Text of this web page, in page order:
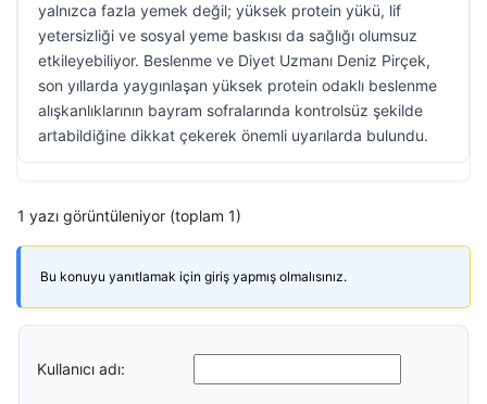
yalnızca fazla yemek değil; yüksek protein yükü, lif
yetersizliği ve sosyal yeme baskısı da sağlığı olumsuz
etkileyebiliyor. Beslenme ve Diyet Uzmanı Deniz Pirçek,
son yıllarda yaygınlaşan yüksek protein odaklı beslenme
alışkanlıklarının bayram sofralarında kontrolsüz şekilde
artabildiğine dikkat çekerek önemli uyarılarda bulundu.
1 yazı görüntüleniyor (toplam 1)
Bu konuyu yanıtlamak için giriş yapmış olmalısınız.
Kullanıcı adı: